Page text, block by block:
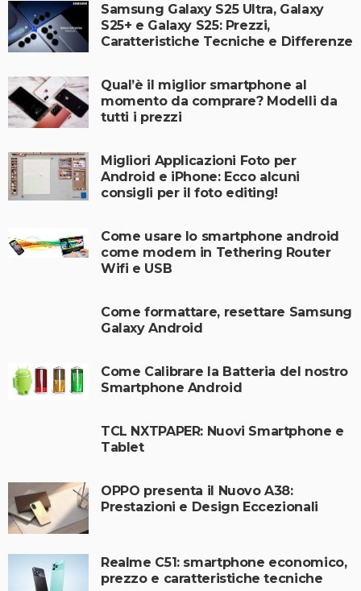
Samsung Galaxy S25 Ultra, Galaxy
S25+ e Galaxy S25: Prezzi,
Caratteristiche Tecniche e Differenze
Qual’è il miglior smartphone al
momento da comprare? Modelli da
tutti i prezzi
Migliori Applicazioni Foto per
Android e iPhone: Ecco alcuni
consigli per il foto editing!
Come usare lo smartphone android
come modem in Tethering Router
Wifi e USB
Come formattare, resettare Samsung
Galaxy Android
Come Calibrare la Batteria del nostro
Smartphone Android
TCL NXTPAPER: Nuovi Smartphone e
Tablet
OPPO presenta il Nuovo A38:
Prestazioni e Design Eccezionali
Realme C51: smartphone economico,
prezzo e caratteristiche tecniche